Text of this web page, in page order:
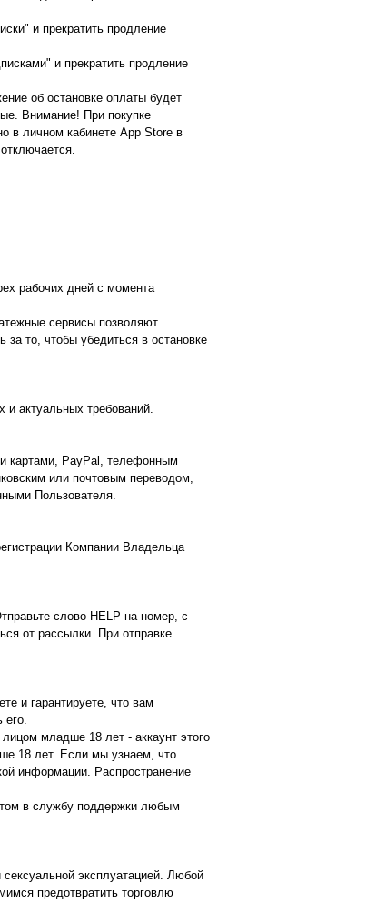
и прекратить продление
и прекратить продление
об остановке оплаты будет
Внимание! При покупке
в личном кабинете App Store в
рабочих дней с момента
сервисы позволяют
то, чтобы убедиться в остановке
и актуальных требований.
картами, PayPal, телефонным
или почтовым переводом,
Пользователя.
Компании Владельца
слово HELP на номер, с
от рассылки. При отправке
и гарантируете, что вам
его.
младше 18 лет - аккаунт этого
18 лет. Если мы узнаем, что
информации. Распространение
в службу поддержки любым
эксплуатацией. Любой
предотвратить торговлю